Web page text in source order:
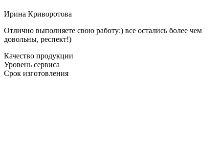
Ирина Криворотова
Отлично выполняете свою работу:) все остались более чем
довольны, респект!)
Качество продукции
Уровень сервиса
Срок изготовления